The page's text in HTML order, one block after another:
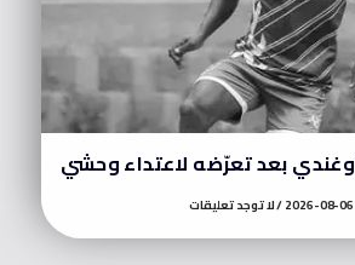
بعد تعرّضه لاعتداء وحشي
2026-08- لا توجد تعليقات